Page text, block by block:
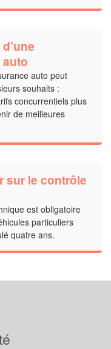
auto peut
souhaits :
concurrentiels plus
de meilleures
sur le contrôle
est obligatoire
particuliers
quatre ans.